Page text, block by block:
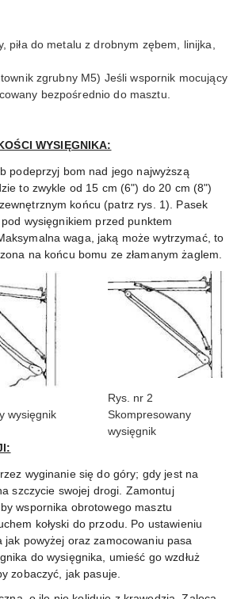
piła do metalu z drobnym zębem, linijka,
zgrubny M5) Jeśli wspornik mocujący
bezpośrednio do masztu.
WYSIĘGNIKA:
podeprzyj bom nad jego najwyższą
to zwykle od 15 cm (6") do 20 cm (8")
końcu (patrz rys. 1). Pasek
wysięgnikiem przed punktem
waga, jaką może wytrzymać, to
na końcu bomu ze złamanym żaglem.
Rys. nr 2
wysięgnik
Skompresowany
wysięgnik
wyginanie się do góry; gdy jest na
szczycie swojej drogi. Zamontuj
wspornika obrotowego masztu
kołyski do przodu. Po ustawieniu
jak powyżej oraz zamocowaniu pasa
do wysięgnika, umieść go wzdłuż
zobaczyć, jak pasuje.